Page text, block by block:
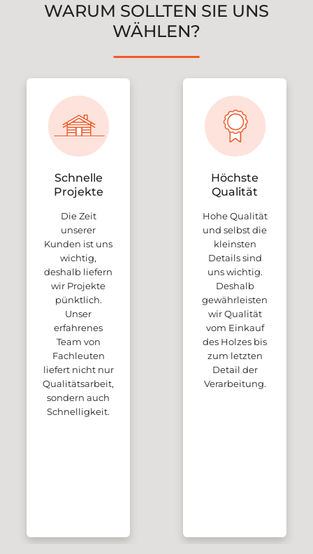
WARUM SOLLTEN SIE UNS
WÄHLEN?
Schnelle
Projekte
Die Zeit
unserer
Kunden ist uns
wichtig,
deshalb liefern
wir Projekte
pünktlich.
Unser
erfahrenes
Team von
Fachleuten
liefert nicht nur
Qualitätsarbeit,
sondern auch
Schnelligkeit.
Höchste
Qualität
Hohe Qualität
und selbst die
kleinsten
Details sind
uns wichtig.
Deshalb
gewährleisten
wir Qualität
vom Einkauf
des Holzes bis
zum letzten
Detail der
Verarbeitung.